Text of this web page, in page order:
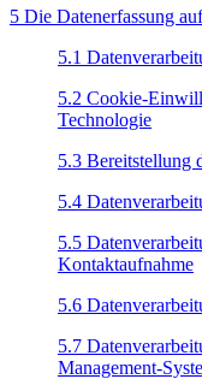
5 Die Datenerfassung
5.1
5.2 Cookie-
Technologie
5.3 Bereitstellung
5.4
5.5
Kontaktaufnahme
5.6
5.7
Management-